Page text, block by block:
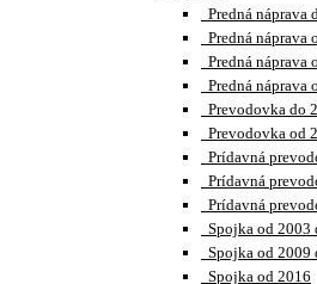
Predná náprava
Predná náprava
Predná náprava
Predná náprava
Prevodovka do
Prevodovka od
Prídavná
Prídavná
Prídavná
Spojka od 2003
Spojka od 2009
Spojka od 2016